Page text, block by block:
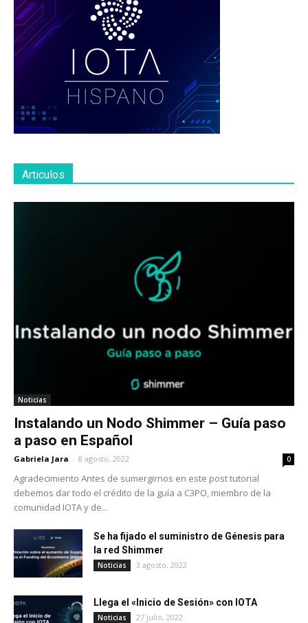
Articulos
Noticias
Instalando un Nodo Shimmer – Guía paso
a paso en Español
Gabriela Jara - 8 agosto, 2022 0
Agradecimiento Antes de sumergirnos en este post tutorial
debemos dar todo el crédito de la guía a C3PO, miembro de la
comunidad IOTA y de...
Se ha fijado el suministro de Génesis para
la red Shimmer
Noticias 3 agosto, 2022
Llega el «Inicio de Sesión» con IOTA
Noticias 27 julio, 2022